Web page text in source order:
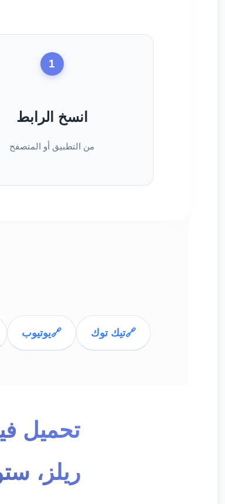
1
انسخ الرابط
من التطبيق أو المتصفح
🔗تيك توك 🔗يوتيوب
ريلز،